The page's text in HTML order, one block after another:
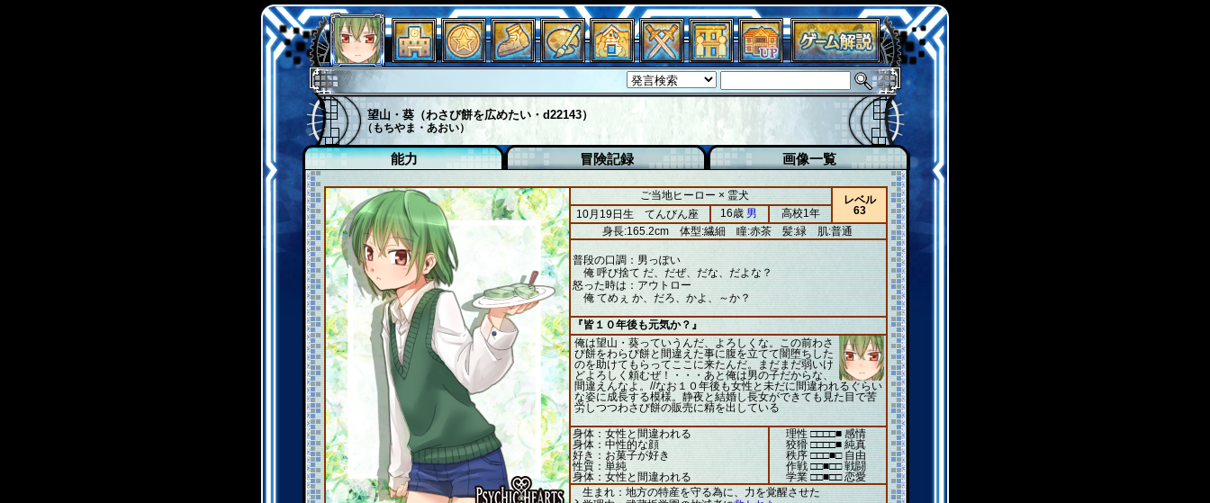
望山・葵（わさび餅を広めたい・d22143）
（もちやま・あおい）
能力 冒険記録 画像一覧
ご当地ヒーロー × 霊犬
レベル
63
10月19日生 てんびん座 16歳 男
高校1年
身長:165.2cm 体型:繊細瞳:赤茶 髪:緑肌:普通
普段の口調：男っぽい
俺 呼び捨て だ、だぜ、だな、だよな？
怒った時は：アウトロー
俺 てめぇ か、だろ、かよ、～か？
『皆１０年後も元気か？』
俺は望山・葵っていうんだ、よろしくな。この前わさ
び餅をわらび餅と間違えた事に腹を立てて闇堕ちした
のを助けてもらってここに来たんだ。まだまだ弱いけ
どよろしく頼むぜ！・・・あと俺は男の子だからな、
間違えんなよ。//なお１０年後も女性と未だに間違われるぐらい
な姿に成長する模様。静夜と結婚し長女ができても見た目で苦
労しつつわさび餅の販売に精を出している
身体：女性と間違われる
身体：中性的な顔
好き：お菓子が好き
性質：単純
身体：女性と間違われる
理性 □□□□■ 感情
狡猾 □□□□■ 純真
秩序 □□□■□ 自由
作戦 □□■□□ 戦闘
学業 □□■□□ 恋愛
生まれ：地方の特産を守る為に、力を覚醒させた